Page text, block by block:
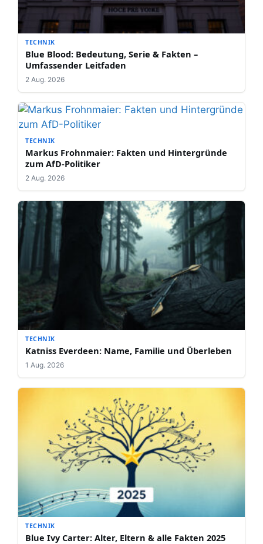
TECHNIK
Blue Blood: Bedeutung, Serie & Fakten –
Umfassender Leitfaden
2 Aug. 2026
TECHNIK
Markus Frohnmaier: Fakten und Hintergründe
zum AfD-Politiker
2 Aug. 2026
TECHNIK
Katniss Everdeen: Name, Familie und Überleben
1 Aug. 2026
TECHNIK
Blue Ivy Carter: Alter, Eltern & alle Fakten 2025